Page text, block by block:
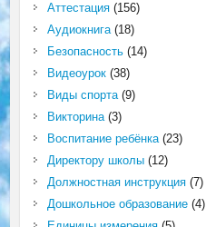
Аттестация(156)
Аудиокнига(18)
Безопасность(14)
Видеоурок(38)
Виды спорта(9)
Викторина(3)
Воспитание ребёнка(23)
Директору школы(12)
Должностная инструкция(7)
Дошкольное образование(4)